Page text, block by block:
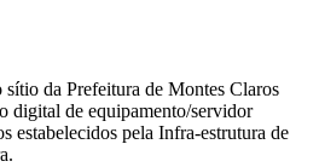
da Prefeitura de Montes Claros
digital de equipamento/servidor
estabelecidos pela Infra-estrutura de